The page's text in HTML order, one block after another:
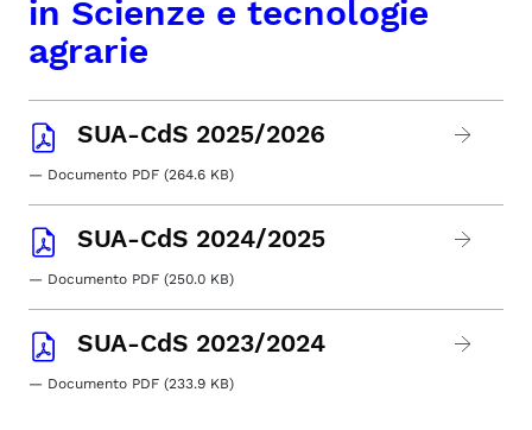
in Scienze e tecnologie
agrarie
SUA-CdS 2025/2026
— Documento PDF (264.6 KB)
SUA-CdS 2024/2025
— Documento PDF (250.0 KB)
SUA-CdS 2023/2024
— Documento PDF (233.9 KB)